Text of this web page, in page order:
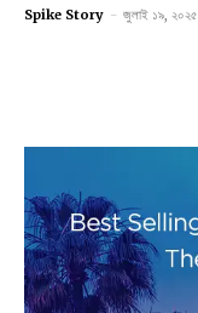
Spike Story - জুলাই ১৯, ২০২৫